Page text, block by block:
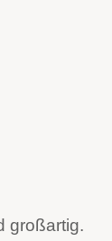
großartig.